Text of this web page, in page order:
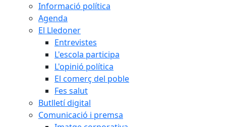
Informació política
Agenda
El Lledoner
Entrevistes
L'escola participa
L'opinió política
El comerç del poble
Fes salut
Butlletí digital
Comunicació i premsa